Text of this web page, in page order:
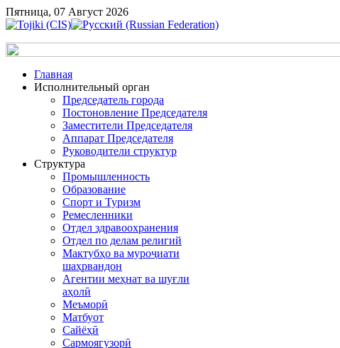
Пятница, 07 Август 2026
Главная
Исполнительный орган
Председатель города
Постоновление Председателя
Заместители Председателя
Аппарат Председателя
Руководители структур
Структура
Промышленность
Образование
Спорт и Туризм
Ремесленники
Отдел здравоохранения
Отдел по делам религий
Мактубҳо ва муроҷиати
шаҳрвандон
Агентии меҳнат ва шуғли
аҳолӣ
Меъморӣ
Матбуот
Сайёҳӣ
Сармоягузорӣ